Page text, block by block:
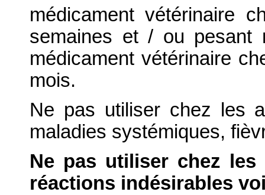
médicament vétérinaire
semaines et / ou pesant
médicament vétérinaire
mois.
Ne pas utiliser chez les
maladies systémiques,
Ne pas utiliser chez
réactions indésirables